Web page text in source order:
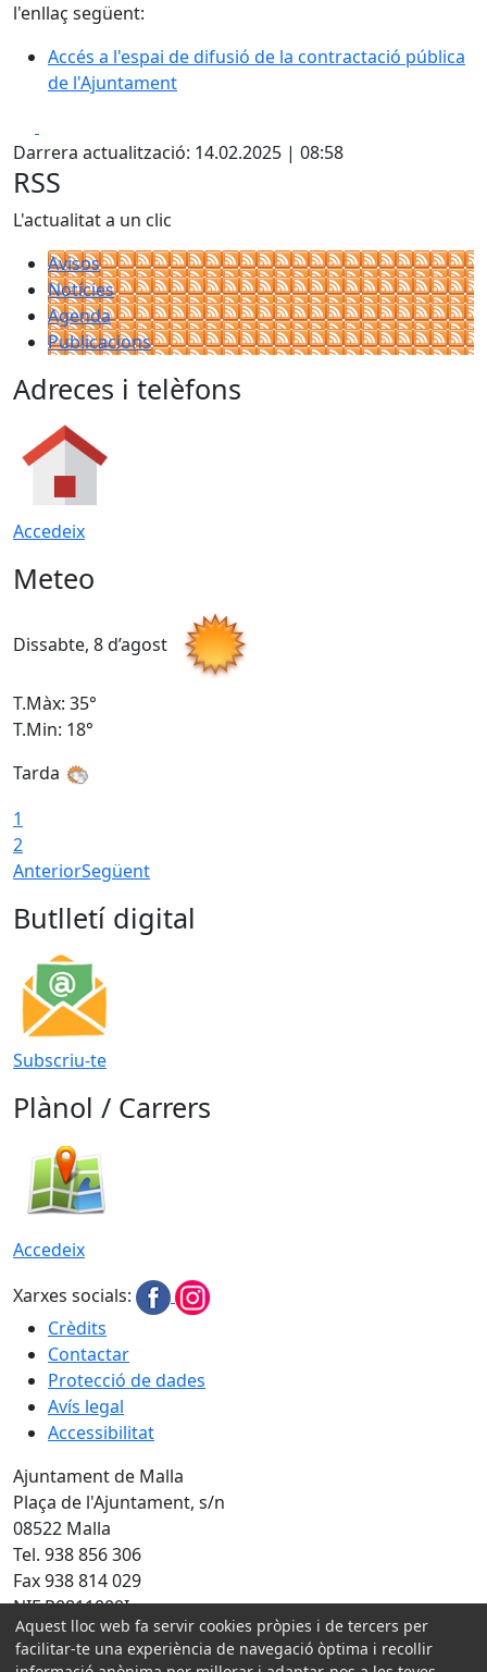
l'enllaç següent:
Accés a l'espai de difusió de la contractació pública
de l'Ajuntament
Darrera actualització: 14.02.2025 | 08:58
RSS
L'actualitat a un clic
Avisos
Notícies
Agenda
Publicacions
Adreces i telèfons
Accedeix
Meteo
Dissabte, 8 d’agost
T.Màx: 35°
T.Min: 18°
Tarda
1
2
AnteriorSegüent
Butlletí digital
Subscriu-te
Plànol / Carrers
Accedeix
Xarxes socials:
Crèdits
Contactar
Protecció de dades
Avís legal
Accessibilitat
Ajuntament de Malla
Plaça de l'Ajuntament, s/n
08522 Malla
Tel. 938 856 306
Fax 938 814 029
NIF P0811000I
Amb la col·laboració de:
Aquest lloc web fa servir cookies pròpies i de tercers per
facilitar-te una experiència de navegació òptima i recollir